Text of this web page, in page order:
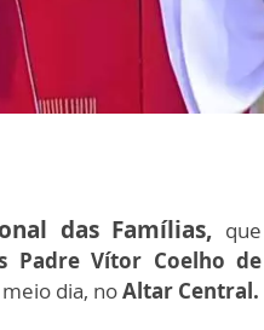
das Famílias, que
Padre Vítor Coelho de
dia, noAltar Central.